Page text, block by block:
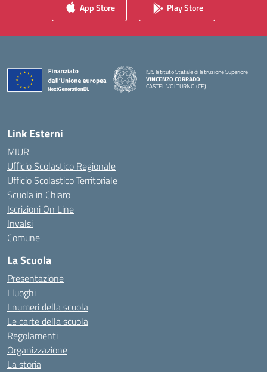
App Store Play Store
ISIS Istituto Statale di Istruzione Superiore
VINCENZO CORRADO
CASTEL VOLTURNO (CE)
Link Esterni
MIUR
Ufficio Scolastico Regionale
Ufficio Scolastico Territoriale
Scuola in Chiaro
Iscrizioni On Line
Invalsi
Comune
La Scuola
Presentazione
I luoghi
I numeri della scuola
Le carte della scuola
Regolamenti
Organizzazione
La storia